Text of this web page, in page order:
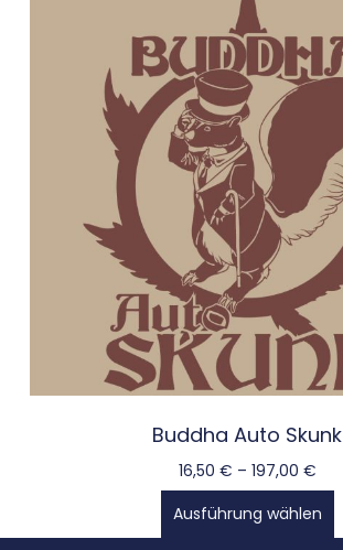
Buddha Auto Skunk
16,50 € – 197,00 €
Ausführung wählen